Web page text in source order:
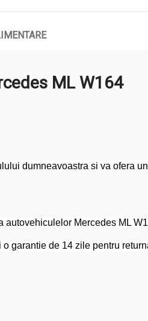
ML W164
dumneavoastra si va ofera
autovehiculelor Mercedes ML
garantie de 14 zile pentru